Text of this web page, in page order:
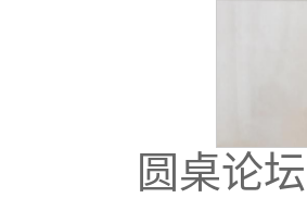
圆桌论